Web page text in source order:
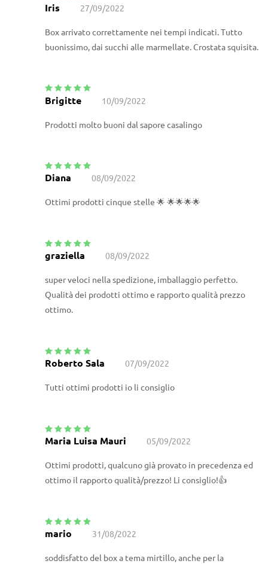
Valutato
su
5
Iris 27/09/2022
Box arrivato correttamente nei tempi indicati. Tutto
buonissimo, dai succhi alle marmellate. Crostata squisita.
Valutato5su
5
Brigitte 10/09/2022
Prodotti molto buoni dal sapore casalingo
Valutato5
Diana 08/09/2022
Ottimi prodotti cinque stelle 🌟 🌟🌟🌟🌟
Valutato5su
5
graziella 08/09/2022
super veloci nella spedizione, imballaggio perfetto.
Qualità dei prodotti ottimo e rapporto qualità prezzo
ottimo.
Valutato5su
Roberto Sala 07/09/2022
Tutti ottimi prodotti io li consiglio
Valutato5 su
Maria Luisa Mauri 05/09/2022
Ottimi prodotti, qualcuno già provato in precedenza ed
ottimo il rapporto qualità/prezzo! Li consiglio!👍
Valutato5
5
mario 31/08/2022
soddisfatto del box a tema mirtillo, anche per la